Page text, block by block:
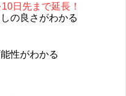
日先まで延長！
の良さがわかる
性がわかる